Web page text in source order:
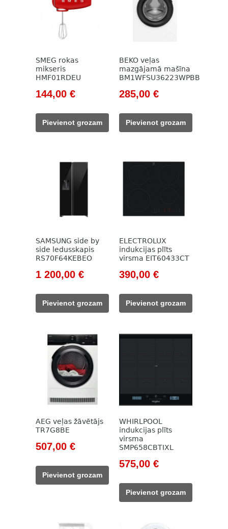
SMEG rokas
mikseris
HMF01RDEU
Original
was:
165,00 €.
144,00 €Current
144,00 €.
Pievienot grozam
BEKO veļas
mazgājamā mašīna
BM1WFSU36223WPBB
Original
was:
785,00 €.
285,00 €Current
285,00 €.
Pievienot grozam
SAMSUNG side by
side ledusskapis
RS70F64KEBEO
Original
was:
1
1 200,00 €Current
Pievienot grozam
ELECTROLUX
indukcijas plīts
virsma EIT60433CT
Original
was:
562,00 €.
390,00 €Current
390,00 €.
Pievienot grozam
AEG veļas žāvētājs
TR7G8BE
Original
was:
715,00 €.
507,00 €Current
507,00 €.
Pievienot grozam
WHIRLPOOL
indukcijas plīts
virsma
SMP658CBTIXL
Original
was:
755,00 €.
575,00 €Current
575,00 €.
Pievienot grozam